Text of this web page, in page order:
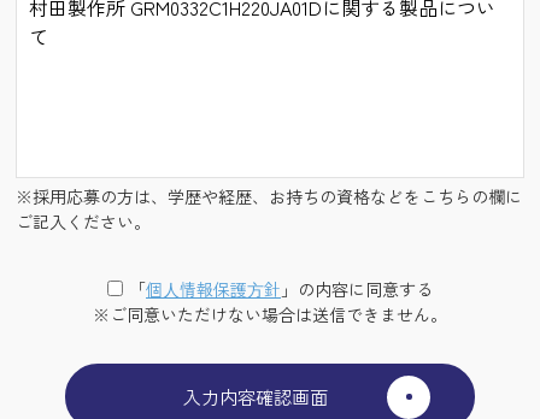
※採用応募の方は、学歴や経歴、お持ちの資格などをこちらの欄に
ご記入ください。
「個⼈情報保護⽅針 」の内容に同意する
※ご同意いただけない場合は送信できません。